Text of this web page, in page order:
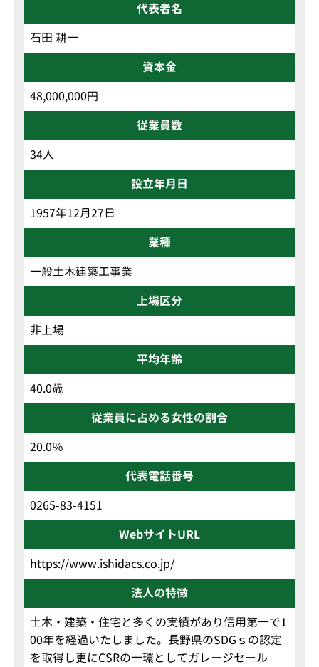
代表者名
石田 耕一
資本金
48,000,000円
従業員数
34人
設立年月日
1957年12月27日
業種
一般土木建築工事業
上場区分
非上場
平均年齢
40.0歳
従業員に占める女性の割合
20.0％
代表電話番号
0265-83-4151
WebサイトURL
https://www.ishidacs.co.jp/
法人の特徴
土木・建築・住宅と多くの実績があり信用第一で1
00年を経過いたしました。長野県のSDGｓの認定
を取得し更にCSRの一環としてガレージセール